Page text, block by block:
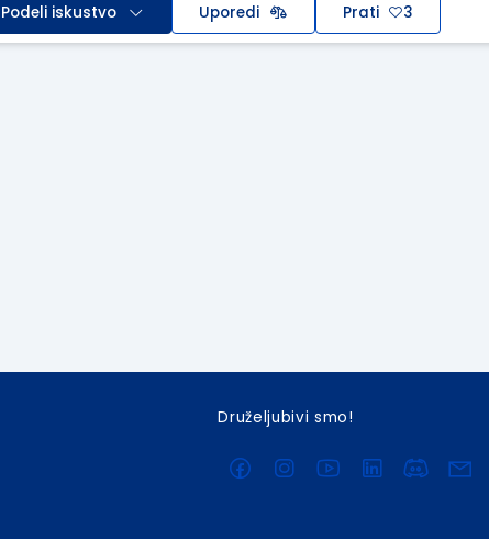
Podeli iskustvo Uporedi Prati 3
Druželjubivi smo!